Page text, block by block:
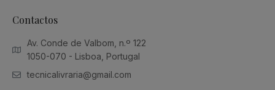
Contactos
Av. Conde de Valbom, n.º 122
1050-070 - Lisboa, Portugal
tecnicalivraria@gmail.com